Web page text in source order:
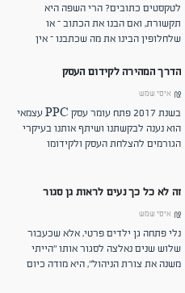
לטקסטים כתובים? הרי השפה היא
תקשורת, ואם הבנו את הכתוב – או
שלחלופין הבינו את מה שכתבנו – אין
הדרך המהירה לקידום העסק
איסי שמש
בשנת 2017 פתח עומר עסק PPC עצמאי
הוא נענה לבקשתנו ושיתף אותנו בעיקרי
הגורמים להצלחת העסק ולקידומו
זה לא כל כך נעים לראות גן סגור
איסי שמש
נלי פתחה גן ילדים פרטי, אלא שכעבור
שלוש שנים נאלצה לסגור אותו "הייתי
משנה את צורת הניהול", היא מודה כיום